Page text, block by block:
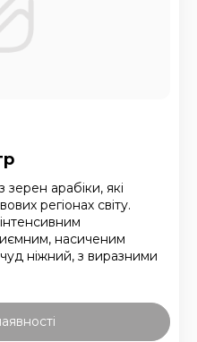
зерен арабіки, які
регіонах світу.
насиченим
ніжний, з виразними